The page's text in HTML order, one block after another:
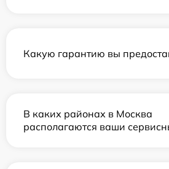
Какую гарантию вы
В каких районах в Москва
располагаются ваши